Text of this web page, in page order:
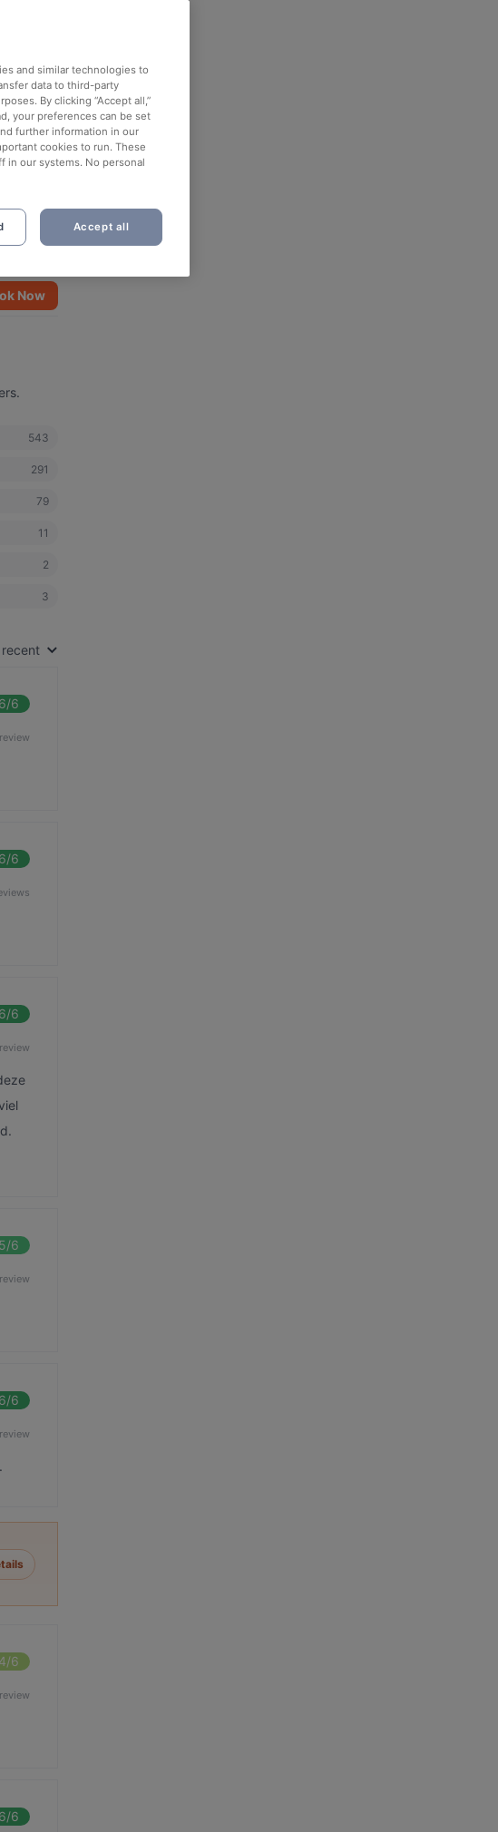
Now
543
291
79
11
2
3
6/6
6/6
6/6
5/6
6/6
4/6
6/6
and similar technologies to
data to third-party
By clicking “Accept all,”
your preferences can be set
further information in our
cookies to run. These
in our systems. No personal
Accept all